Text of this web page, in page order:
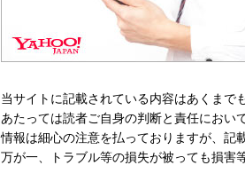
当サイトに記載されている内容はあくまで
あたっては読者ご自身の判断と責任におい
情報は細心の注意を払っておりますが、記
万が一、トラブル等の損失が被っても損害